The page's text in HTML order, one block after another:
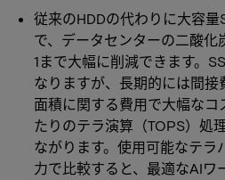
従来のHDDの代わりに大容量
で、データセンターの二酸化
1まで大幅に削減できます。
なりますが、長期的には間接
面積に関する費用で大幅なコ
たりのテラ演算（TOPS）処
ながります。使用可能なテラ
力で比較すると、最適なAIワ